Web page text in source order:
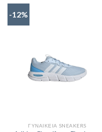
-12%
ΓΥΝΑΙΚΕΊΑ SNEAKERS